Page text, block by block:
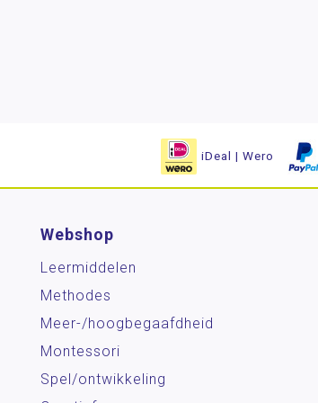
iDeal | Wero
Webshop
Leermiddelen
Methodes
Meer-/hoog­begaafdheid
Montessori
Spel/ontwikkeling